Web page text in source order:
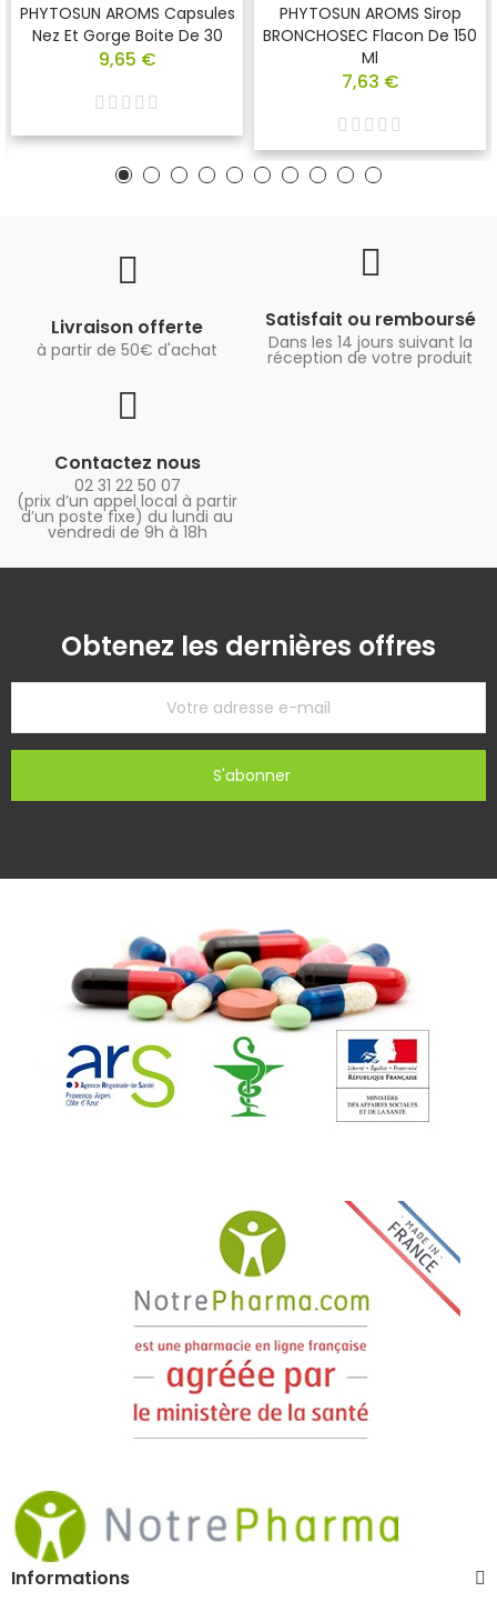
PHYTOSUN AROMS Capsules
Nez Et Gorge Boite De 30
9,65 €
PHYTOSUN AROMS Sirop
BRONCHOSEC Flacon De 150
Ml
7,63 €
Livraison offerte
à partir de 50€ d'achat
Satisfait ou remboursé
Dans les 14 jours suivant la
réception de votre produit
Contactez nous
02 31 22 50 07
(prix d’un appel local à partir
d’un poste fixe) du lundi au
vendredi de 9h à 18h
Obtenez les dernières offres
S'abonner
Informations